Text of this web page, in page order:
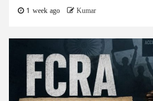
1 week ago Kumar